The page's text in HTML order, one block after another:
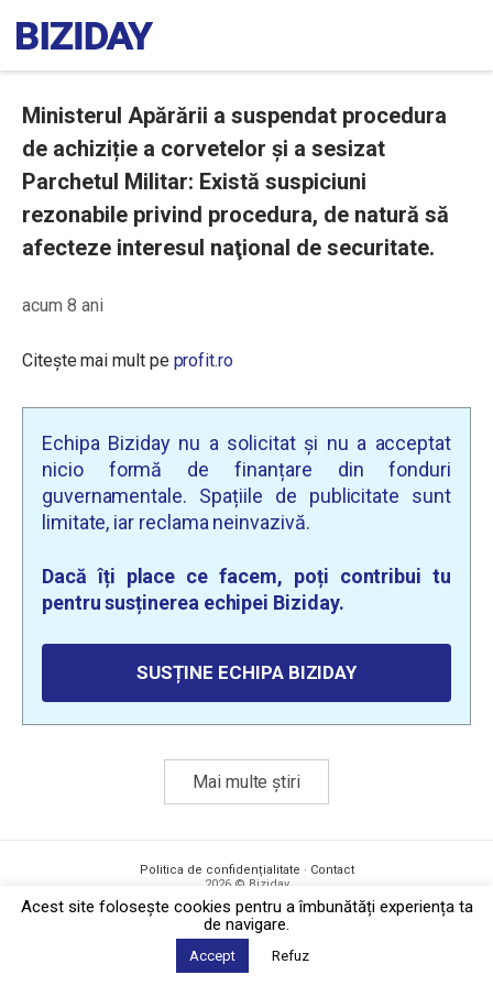
Ministerul Apărării a suspendat procedura
de achiziție a corvetelor și a sesizat
Parchetul Militar: Există suspiciuni
rezonabile privind procedura, de natură să
afecteze interesul naţional de securitate.
acum 8 ani
Citește mai mult pe profit.ro
Echipa Biziday nu a solicitat și nu a acceptat
nicio formă de finanțare din fonduri
guvernamentale. Spațiile de publicitate sunt
limitate, iar reclama neinvazivă.
Dacă îți place ce facem, poți contribui tu
pentru susținerea echipei Biziday.
SUSȚINE ECHIPA BIZIDAY
Mai multe știri
Politica de confidențialitate · Contact
2026 © Biziday
Acest site foloseşte cookies pentru a îmbunătăți experiența ta
de navigare.
Accept Refuz